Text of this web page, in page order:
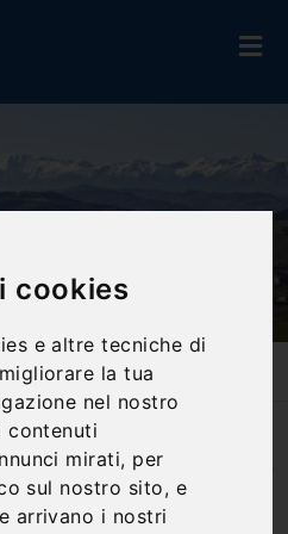
cookies
e altre tecniche di
la tua
nel nostro
contenuti
mirati, per
sul nostro sito, e
arrivano i nostri
Trekking & Nordic Walking
Stato: L'antica Dogana Di Salto Del
Il Monte Aspra
by Mariano Pallottini - Le Marche